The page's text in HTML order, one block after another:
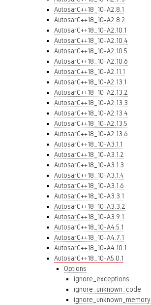
AutosarC++18_10-A2.8.1
AutosarC++18_10-A2.8.2
AutosarC++18_10-A2.10.1
AutosarC++18_10-A2.10.4
AutosarC++18_10-A2.10.5
AutosarC++18_10-A2.10.6
AutosarC++18_10-A2.11.1
AutosarC++18_10-A2.13.1
AutosarC++18_10-A2.13.2
AutosarC++18_10-A2.13.3
AutosarC++18_10-A2.13.4
AutosarC++18_10-A2.13.5
AutosarC++18_10-A2.13.6
AutosarC++18_10-A3.1.1
AutosarC++18_10-A3.1.2
AutosarC++18_10-A3.1.3
AutosarC++18_10-A3.1.4
AutosarC++18_10-A3.1.6
AutosarC++18_10-A3.3.1
AutosarC++18_10-A3.3.2
AutosarC++18_10-A3.9.1
AutosarC++18_10-A4.5.1
AutosarC++18_10-A4.7.1
AutosarC++18_10-A4.10.1
AutosarC++18_10-A5.0.1
Options
ignore_exceptions
ignore_unknown_code
ignore_unknown_memory